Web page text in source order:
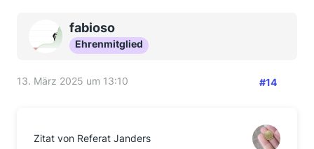
fabioso
Ehrenmitglied
13. März 2025 um 13:10 #14
Zitat von Referat Janders